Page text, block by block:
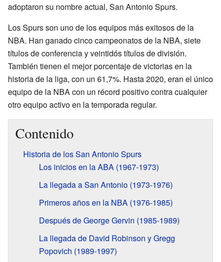
adoptaron su nombre actual, San Antonio Spurs.
Los Spurs son uno de los equipos más exitosos de la
NBA. Han ganado cinco campeonatos de la NBA, siete
títulos de conferencia y veintidós títulos de división.
También tienen el mejor porcentaje de victorias en la
historia de la liga, con un 61,7%. Hasta 2020, eran el único
equipo de la NBA con un récord positivo contra cualquier
otro equipo activo en la temporada regular.
Contenido
Historia de los San Antonio Spurs
Los inicios en la ABA (1967-1973)
La llegada a San Antonio (1973-1976)
Primeros años en la NBA (1976-1985)
Después de George Gervin (1985-1989)
La llegada de David Robinson y Gregg
Popovich (1989-1997)